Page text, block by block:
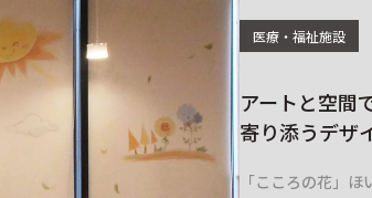
医療・福祉施設
アートと空間
寄り添うデザ
「こころの花」ほ